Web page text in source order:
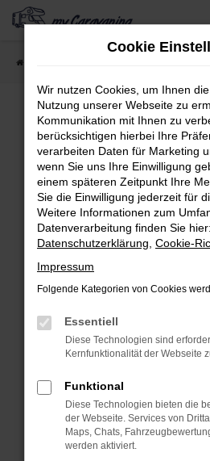
Zum
springen
Fehler: Network
Beim Laden ist ein Fehler
Hier sind ein paar Tipps, die
Überprüfe deine
Internetverbindung.
Laden andere Webseiten,
deine Suchmaschine?
Manche Erweiterungen,
können das Laden
anderen Browser oder
Fenster?
Starte dein Gerät neu.
Das kann manchmal
Cookie
Wir nutzen Cookies, um Ihnen
Nutzung unserer Webseite zu
Kommunikation mit Ihnen zu
berücksichtigen hierbei Ihre
verarbeiten Daten für Marketing
wenn Sie uns Ihre Einwilligung
einem späteren Zeitpunkt Ihre
Sie die Einwilligung jederzeit für
Weitere Informationen zum
Datenverarbeitung finden Sie hier:
Datenschutzerklärung Cookie-
Impressum
Folgende Kategorien von Cookies
Essentiell
Diese Technologien sind
Kernfunktionalität der Webseite
Funktional
Diese Technologien bieten die
der Webseite. Services von
Maps, Chats,
werden aktiviert.